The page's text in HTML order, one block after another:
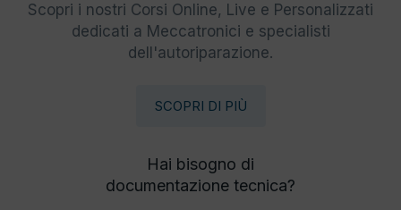
Scopri i nostri Corsi Online, Live e Personalizzati
dedicati a Meccatronici e specialisti
dell'autoriparazione.
SCOPRI DI PIÙ
Hai bisogno di
documentazione tecnica?